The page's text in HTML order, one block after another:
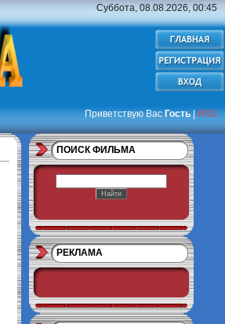
Суббота, 08.08.2026, 00:45
Приветствую Вас Гость|RSS
Заказывайте рекламу на сайте
ПОИСК ФИЛЬМА
РЕКЛАМА